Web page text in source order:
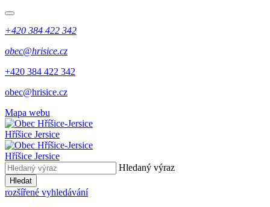
+420 384 422 342
obec@hrisice.cz
+420 384 422 342
obec@hrisice.cz
Mapa webu
Hříšice Jersice
Hříšice Jersice
Hledaný výraz
Hledat
rozšířené vyhledávání